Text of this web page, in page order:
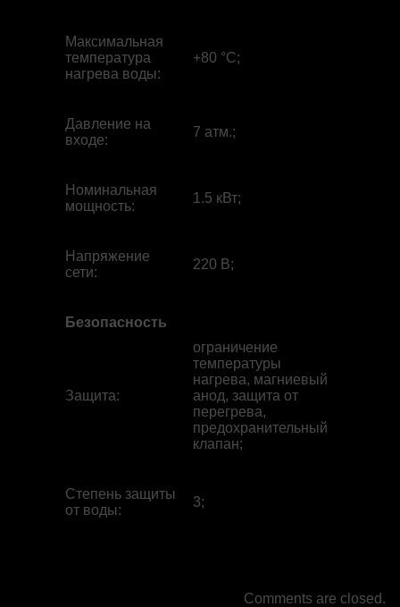
Максимальная
температура
нагрева воды:
+80 °С;
Давление на
входе:
7 атм.;
Номинальная
мощность:
1.5 кВт;
Напряжение
сети:
220 В;
Безопасность
Защита:
ограничение
температуры
нагрева, магниевый
анод, защита от
перегрева,
предохранительный
клапан;
Степень защиты
от воды:
3;
Comments are closed.